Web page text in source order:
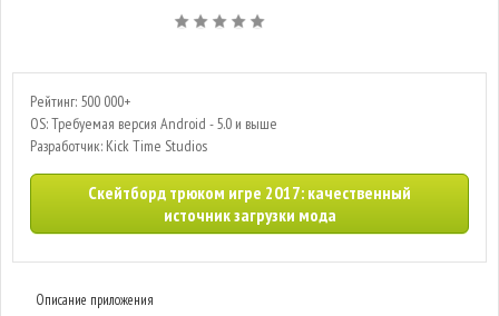
Рейтинг: 500 000+
OS: Требуемая версия Android - 5.0 и выше
Разработчик: Kick Time Studios
Скейтборд трюком игре 2017: качественный
источник загрузки мода
Описание приложения